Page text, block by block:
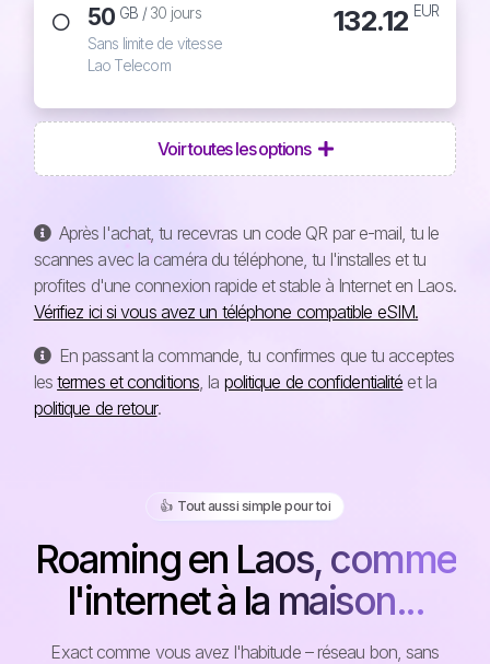
50 GB /30 jours
Sans limite de vitesse
Lao Telecom
132.12 EUR
Voir toutes les options
Après l'achat, tu recevras un code QR par e-mail, tu le
scannes avec la caméra du téléphone, tu l'installes et tu
profites d'une connexion rapide et stable à Internet en Laos.
Vérifiez ici si vous avez un téléphone compatible eSIM.
En passant la commande, tu confirmes que tu acceptes
lestermes et conditions , la politique de confidentialité et la
politique de retour.
👍️ Tout aussi simple pour toi
Roaming en Laos, comme
l'internet à la maison...
Exact comme vous avez l'habitude – réseau bon, sans